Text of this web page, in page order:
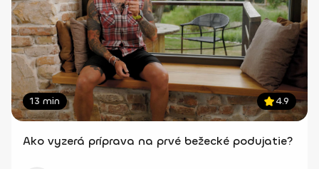
13 min 4.9
Ako vyzerá príprava na prvé bežecké podujatie?